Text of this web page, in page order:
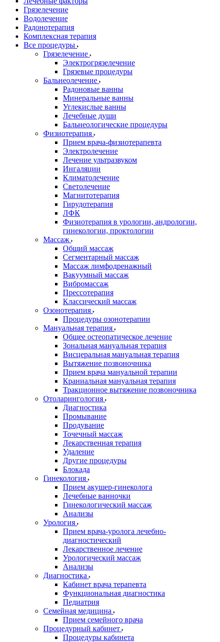
Грязелечение
Водолечение
Радонотерапия
Комплексная терапия
Все процедуры
Грязелечение
Электрогрязелечение
Грязевые процедуры
Бальнеолечение
Радоновые ванны
Минеральные ванны
Углекислые ванны
Лечебные души
Бальнеологические процедуры
Физиотерапия
Прием врача-физиотерапевта
Электролечение
Лечение ультразвуком
Ингаляции
Климатолечение
Светолечение
Магнитотерапия
Гирудотерапия
ЛФК
Физиотерапия в урологии, андрологии,
гинекологии, проктологии
Массаж
Общий массаж
Сегментарный массаж
Массаж лимфодренажный
Вакуумный массаж
Вибромассаж
Прессотерапия
Классический массаж
Озонотерапия
Процедуры озонотерапии
Мануальная терапия
Общее остеопатическое лечение
Зональная мануальная терапия
Висцеральная мануальная терапия
Вытяжение позвоночника
Прием врача мануальной терапии
Краниальная мануальная терапия
Тракционное вытяжение позвоночника
Отоларингология
Диагностика
Промывание
Продувание
Точечный массаж
Лекарственная терапия
Удаление
Другие процедуры
Блокада
Гинекология
Прием акушер-гинеколога
Лечебные ванночки
Гинекологический массаж
Анализы
Урология
Прием врача-уролога лечебно-
диагностический
Лекарственное лечение
Урологический массаж
Анализы
Диагностика
Кабинет врача терапевта
Функциональная диагностика
Педиатрия
Семейная медицина
Прием семейного врача
Процедурный кабинет
Процедуры кабинета